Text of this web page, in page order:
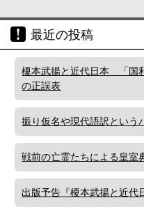
最近の投稿
榎本武揚と近代日本 「国
の正誤表
振り仮名や現代語訳という
戦前の亡霊たちによる皇室
出版予告『榎本武揚と近